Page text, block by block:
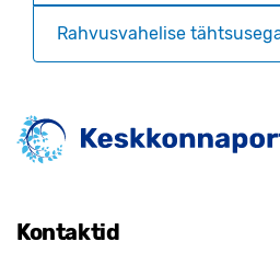
Rahvusvahelise
Kontaktid